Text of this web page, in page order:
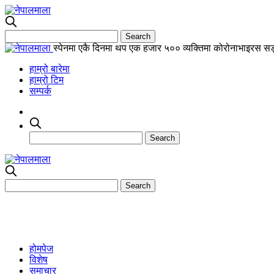
स्पेनमा एकै दिनमा थप एक हजार ५०० व्यक्तिमा कोरोनाभाइरस
हाम्रो बारेमा
हाम्रो टिम
सम्पर्क
होमपेज
विशेष
समाचार